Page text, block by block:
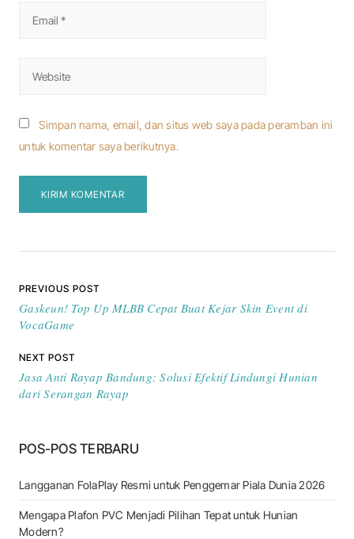
Simpan nama, email, dan situs web saya pada peramban ini
untuk komentar saya berikutnya.
Navigasi pos
PREVIOUS POST
Gaskeun! Top Up MLBB Cepat Buat Kejar Skin Event di
VocaGame
NEXT POST
Jasa Anti Rayap Bandung: Solusi Efektif Lindungi Hunian
dari Serangan Rayap
POS-POS TERBARU
Langganan FolaPlay Resmi untuk Penggemar Piala Dunia 2026
Mengapa Plafon PVC Menjadi Pilihan Tepat untuk Hunian
Modern?